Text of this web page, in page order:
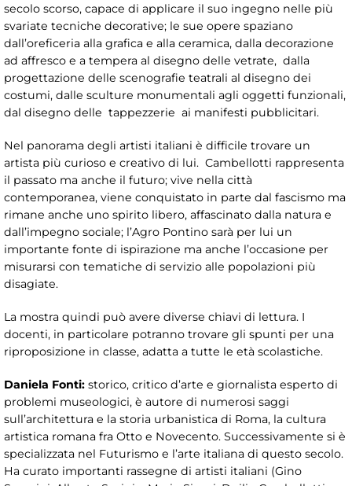
secolo scorso, capace di applicare il suo ingegno nelle più
svariate tecniche decorative; le sue opere spaziano
dall’oreficeria alla grafica e alla ceramica, dalla decorazione
ad affresco e a tempera al disegno delle vetrate, dalla
progettazione delle scenografie teatrali al disegno dei
costumi, dalle sculture monumentali agli oggetti funzionali,
dal disegno delle tappezzerie ai manifesti pubblicitari.
Nel panorama degli artisti italiani è difficile trovare un
artista più curioso e creativo di lui. Cambellotti rappresenta
il passato ma anche il futuro; vive nella città
contemporanea, viene conquistato in parte dal fascismo ma
rimane anche uno spirito libero, affascinato dalla natura e
dall’impegno sociale; l’Agro Pontino sarà per lui un
importante fonte di ispirazione ma anche l’occasione per
misurarsi con tematiche di servizio alle popolazioni più
disagiate.
La mostra quindi può avere diverse chiavi di lettura. I
docenti, in particolare potranno trovare gli spunti per una
riproposizione in classe, adatta a tutte le età scolastiche.
Daniela Fonti: storico, critico d’arte e giornalista esperto di
problemi museologici, è autore di numerosi saggi
sull’architettura e la storia urbanistica di Roma, la cultura
artistica romana fra Otto e Novecento. Successivamente si è
specializzata nel Futurismo e l’arte italiana di questo secolo.
Ha curato importanti rassegne di artisti italiani (Gino